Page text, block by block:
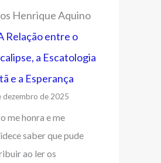
Henrique Aquino
Relação entre o
a Escatologia
e a Esperança
dezembro de 2025
me honra e me
saber que pude
ao ler os